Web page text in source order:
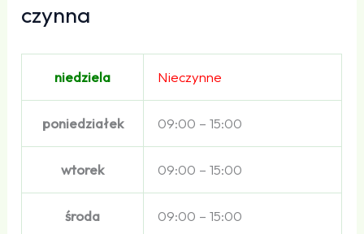
czynna
niedziela Nieczynne
poniedziałek 09:00 – 15:00
wtorek 09:00 – 15:00
środa 09:00 – 15:00